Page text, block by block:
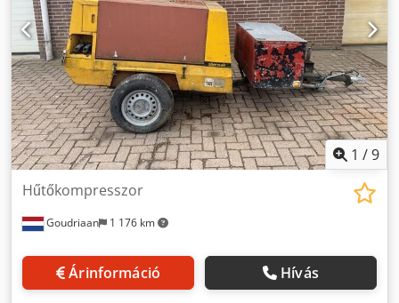
1 /9
Goudriaan 1 176 km
Hűtőkompresszor
Árinformáció Hívás